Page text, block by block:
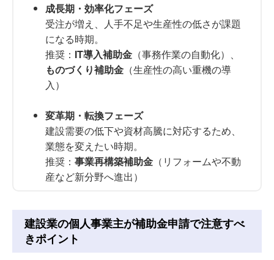
成長期・効率化フェーズ
受注が増え、人手不足や生産性の低さが課題
になる時期。
推奨： IT導入補助金 （事務作業の自動化）、
ものづくり補助金 （生産性の高い重機の導
入）
変革期・転換フェーズ
建設需要の低下や資材高騰に対応するため、
業態を変えたい時期。
推奨： 事業再構築補助金 （リフォームや不動
産など新分野へ進出）
建設業の個人事業主が補助金申請で注意すべ
きポイント